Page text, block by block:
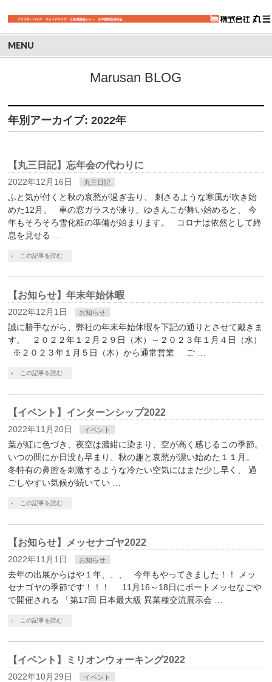
MENU
Marusan BLOG
年別アーカイブ: 2022年
【丸三日記】忘年会の代わりに
2022年12月16日 丸三日記
ふと気が付くと秋の哀愁が過ぎ去り、 刺さるような寒風が吹き始
めた12月。 車の窓ガラスが凍り、ゆきんこが舞い始めると、 今
年もそろそろ雪化粧の準備が始まります。 コロナは依然として終
息を見せる …
この記事を読む
【お知らせ】年末年始休暇
2022年12月1日 お知らせ
誠に勝手ながら、弊社の年末年始休暇を下記の通りとさせて戴きま
す。 ２０２２年１２月２９日（木）～２０２３年１月４日（水）
※２０２３年１月５日（木）から通常営業 ご …
この記事を読む
【イベント】インターンシップ2022
2022年11月20日 イベント
葉が紅に色づき、夜空は濃紺に染まり、空が高く感じるこの季節。
いつの間にか日没も早まり、秋の趣と哀愁が漂い始めた１１月。
冬特有の鼻腔を刺激するような冷たい空気にはまだ少し早く、 過
ごしやすい気候が続いてい …
この記事を読む
【お知らせ】メッセナゴヤ2022
2022年11月1日 お知らせ
去年の出展からはや１年、、、 今年もやってきました！！ メッ
セナゴヤの季節です！！！ 11月16～18日にポートメッセなごや
で開催される 「第17回 日本最大級 異業種交流展示会 …
この記事を読む
【イベント】ミリオンウォーキング2022
2022年10月29日 イベント